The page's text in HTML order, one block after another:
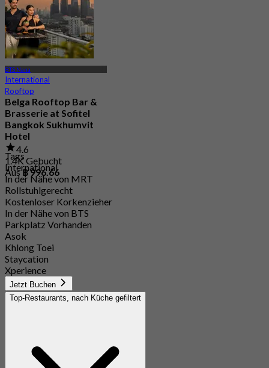
BTS Nana
International
Rooftop
Belga Rooftop Bar &
Brasserie at Sofitel
Bangkok Sukhumvit
Hotel
4.6
1.4K Gebucht
Aus฿ 996.66
Tags
International
In der Nähe von MRT
Rollstuhlgerecht
Kostenloser Korkenzieher
In der Nähe von BTS
Parkplatz Vorhanden
Asok
Khlong Toei
Staycation
Xperience
Jetzt Buchen
Top-Restaurants, nach Küche gefiltert